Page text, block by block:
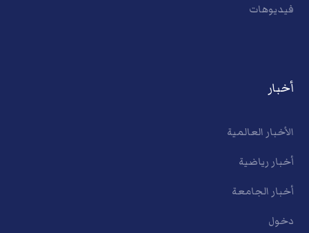
فيديوهات
أخبار
الأخبار العالمية
أخبار رياضية
أخبار الجامعة
دخول